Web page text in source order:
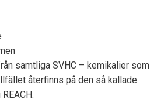
samtliga SVHC – kemikalier som
återfinns på den så kallade